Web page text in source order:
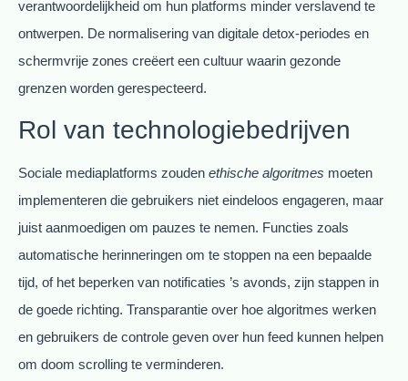
verantwoordelijkheid om hun platforms minder verslavend te
ontwerpen. De normalisering van digitale detox-periodes en
schermvrije zones creëert een cultuur waarin gezonde
grenzen worden gerespecteerd.
Rol van technologiebedrijven
Sociale mediaplatforms zouden ethische algoritmes moeten
implementeren die gebruikers niet eindeloos engageren, maar
juist aanmoedigen om pauzes te nemen. Functies zoals
automatische herinneringen om te stoppen na een bepaalde
tijd, of het beperken van notificaties ’s avonds, zijn stappen in
de goede richting. Transparantie over hoe algoritmes werken
en gebruikers de controle geven over hun feed kunnen helpen
om doom scrolling te verminderen.